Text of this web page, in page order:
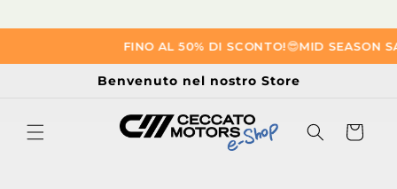
FINO AL 50% DI SCONTO!😎​MID SEASON
Vai
ai contenuti
Benvenuto nel nostro Store
Carrello